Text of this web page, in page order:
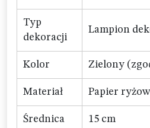
Typ
dekoracji
Lampion
Kolor Zielony
Materiał Papier
Średnica 15 cm